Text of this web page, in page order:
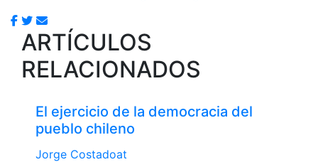
ARTÍCULOS
RELACIONADOS
El ejercicio de la democracia del
pueblo chileno
Jorge Costadoat